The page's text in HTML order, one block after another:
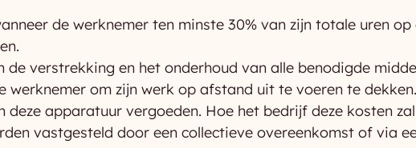
de werknemer ten minste 30% van zijn totale uren
verstrekking en het onderhoud van alle benodigde
werknemer om zijn werk op afstand uit te voeren te dekken.
apparatuur vergoeden. Hoe het bedrijf deze kosten
vastgesteld door een collectieve overeenkomst of via